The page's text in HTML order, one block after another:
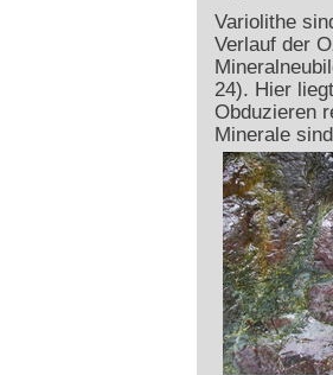
Variolithe
Verlauf der
24). Hier
Obduzieren
Minerale